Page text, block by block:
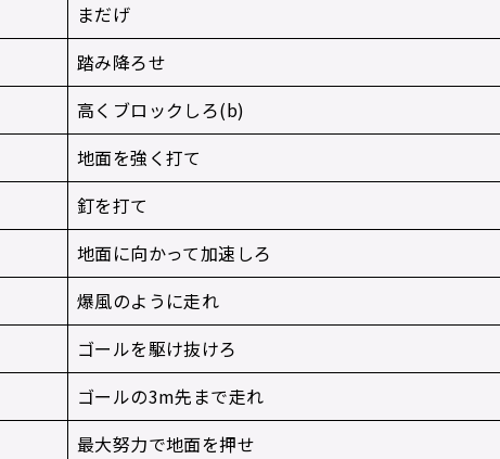
まだげ
踏み降ろせ
高くブロックしろ(b)
地面を強く打て
釘を打て
地面に向かって加速しろ
爆風のように走れ
ゴールを駆け抜けろ
ゴールの3m先まで走れ
最大努力で地面を押せ